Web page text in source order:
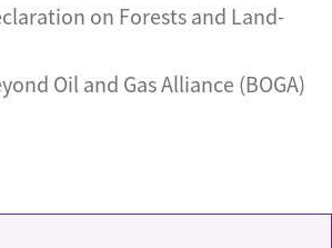
on Forests and Land-
Oil and Gas Alliance (BOGA)